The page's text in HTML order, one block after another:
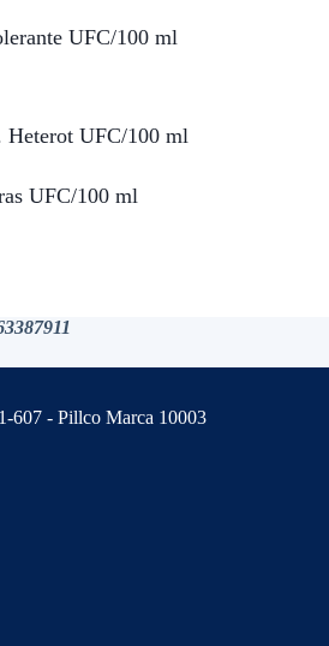
UFC/100 ml
Heterot UFC/100 ml
UFC/100 ml
607 - Pillco Marca 10003